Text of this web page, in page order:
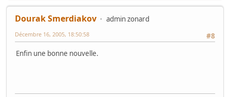
Dourak Smerdiakov
admin zonard
#8
Décembre 16, 2005, 18:50:58
Enfin une bonne nouvelle.